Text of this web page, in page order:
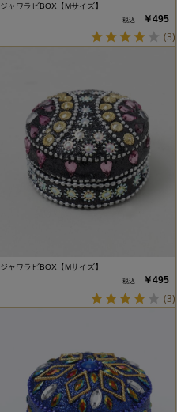
ジャワラビBOX【Mサイズ】
￥495
(3)
ジャワラビBOX【Mサイズ】
￥495
(3)